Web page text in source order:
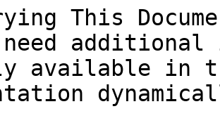
This
available in